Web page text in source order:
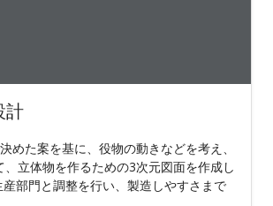
計
めた案を基に、役物の動きなどを考え、
立体物を作るための3次元図面を作成し
産部門と調整を行い、製造しやすさまで